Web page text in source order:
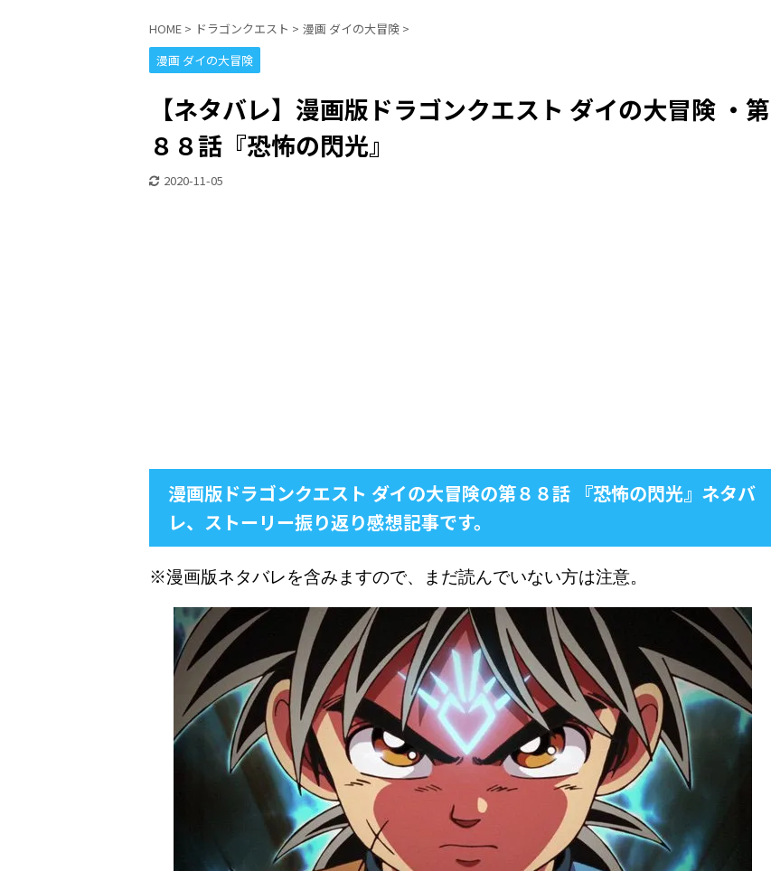
HOME > ドラゴンクエスト > 漫画 ダイの大冒険 >
漫画 ダイの大冒険
【ネタバレ】漫画版ドラゴンクエスト ダイの大冒険 ・第
８８話『恐怖の閃光』
2020-11-05
漫画版ドラゴンクエスト ダイの大冒険の第８８話 『恐怖の閃光』ネタバ
レ、ストーリー振り返り感想記事です。
※漫画版ネタバレを含みますので、まだ読んでいない方は注意。